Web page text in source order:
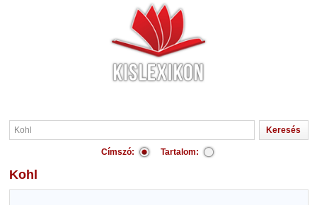
Címszó: Tartalom:
Kohl